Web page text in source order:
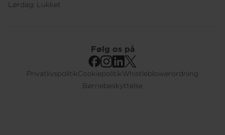
Lørdag: Lukket
PrivatlivspolitikCookiepolitikWhistleblowerordning
Børnebeskyttelse
Følg os på